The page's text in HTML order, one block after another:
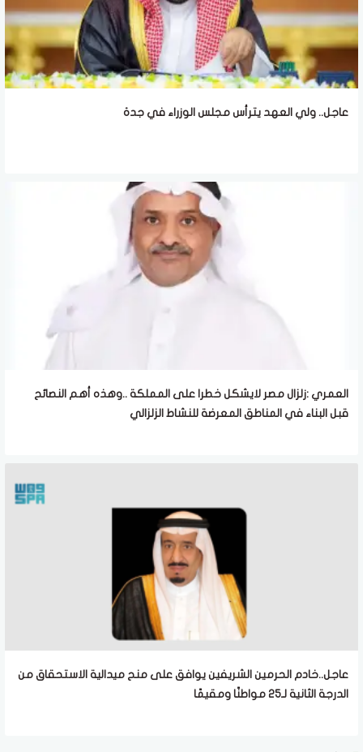
عاجل.. ولي العهد يترأس مجلس الوزراء في جدة
العمري :زلزال مصر لايشكل خطرا على المملكة ..وهذه أهم النصائح
قبل البناء في المناطق المعرضة للنشاط الزلزالي
عاجل..خادم الحرمين الشريفين يوافق على منح ميدالية الاستحقاق من
الدرجة الثانية لـ25 مواطنًا ومقيمًا